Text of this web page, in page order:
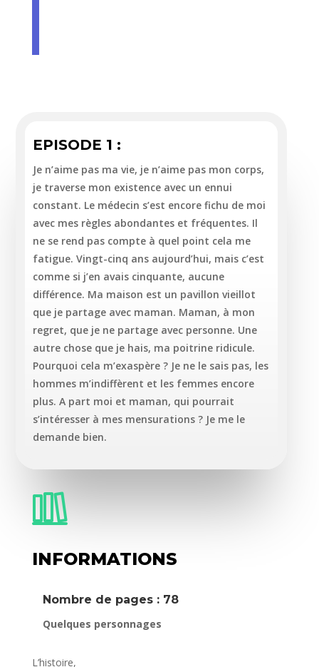
EPISODE 1 :
Je n’aime pas ma vie, je n’aime pas mon corps,
je traverse mon existence avec un ennui
constant. Le médecin s’est encore fichu de moi
avec mes règles abondantes et fréquentes. Il
ne se rend pas compte à quel point cela me
fatigue. Vingt-cinq ans aujourd’hui, mais c’est
comme si j’en avais cinquante, aucune
différence. Ma maison est un pavillon vieillot
que je partage avec maman. Maman, à mon
regret, que je ne partage avec personne. Une
autre chose que je hais, ma poitrine ridicule.
Pourquoi cela m’exaspère ? Je ne le sais pas, les
hommes m’indiffèrent et les femmes encore
plus. A part moi et maman, qui pourrait
s’intéresser à mes mensurations ? Je me le
demande bien.
INFORMATIONS
Nombre de pages : 78
Quelques personnages
L’histoire,